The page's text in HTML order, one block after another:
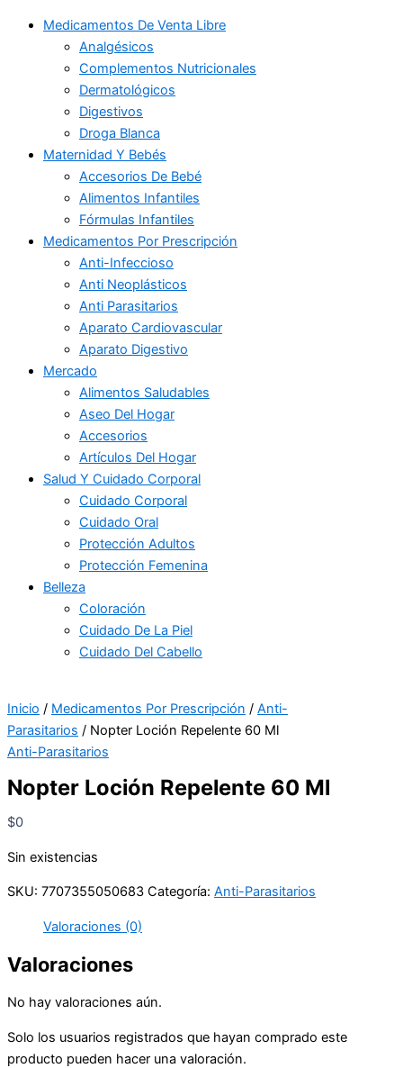
Medicamentos De Venta Libre
Analgésicos
Complementos Nutricionales
Dermatológicos
Digestivos
Droga Blanca
Maternidad Y Bebés
Accesorios De Bebé
Alimentos Infantiles
Fórmulas Infantiles
Medicamentos Por Prescripción
Anti-Infeccioso
Anti Neoplásticos
Anti Parasitarios
Aparato Cardiovascular
Aparato Digestivo
Mercado
Alimentos Saludables
Aseo Del Hogar
Accesorios
Artículos Del Hogar
Salud Y Cuidado Corporal
Cuidado Corporal
Cuidado Oral
Protección Adultos
Protección Femenina
Belleza
Coloración
Cuidado De La Piel
Cuidado Del Cabello
Inicio / Medicamentos Por Prescripción / Anti-
Parasitarios / Nopter Loción Repelente 60 Ml
Anti-Parasitarios
Nopter Loción Repelente 60 Ml
$0
Sin existencias
SKU: 7707355050683 Categoría: Anti-Parasitarios
Valoraciones (0)
Valoraciones
No hay valoraciones aún.
Solo los usuarios registrados que hayan comprado este
producto pueden hacer una valoración.